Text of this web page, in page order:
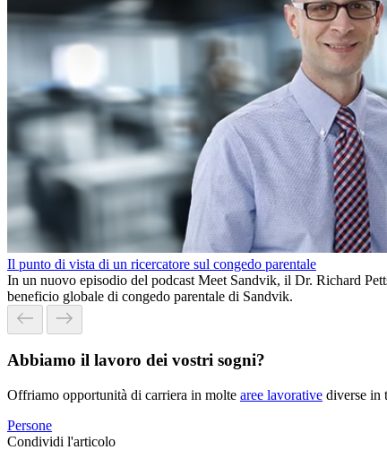
Il punto di vista di un ricercatore sul congedo parentale
In un nuovo episodio del podcast Meet Sandvik, il Dr. Richard
beneficio globale di congedo parentale di Sandvik.
Abbiamo il lavoro dei vostri sogni?
Offriamo opportunità di carriera in molte aree lavorative diverse in
Persone
Condividi l'articolo